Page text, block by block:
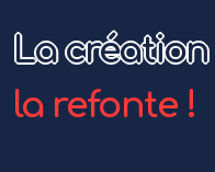
La
la refonte !